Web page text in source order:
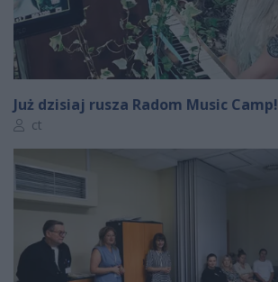
Już dzisiaj rusza Radom Music Camp!
Autor artykułu:
ct